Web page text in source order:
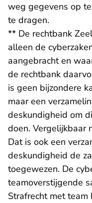
weg gegevens op
te dragen.
** De rechtbank
alleen de
aangebracht en
de rechtbank
is geen bijzondere
maar een
deskundigheid om
doen. Vergelijkbaar
Dat is ook een
deskundigheid de
toegewezen. De
teamoverstijgende
Strafrecht met team